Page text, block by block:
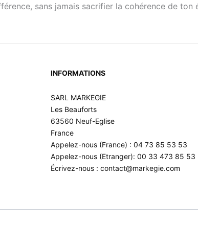
sans jamais sacrifier la cohérence de ton
INFORMATIONS
SARL MARKEGIE
Les Beauforts
63560 Neuf-Eglise
France
Appelez-nous (France) : 04 73 85 53 53
Appelez-nous (Etranger): 00 33 473 85 53
Écrivez-nous : contact@markegie.com